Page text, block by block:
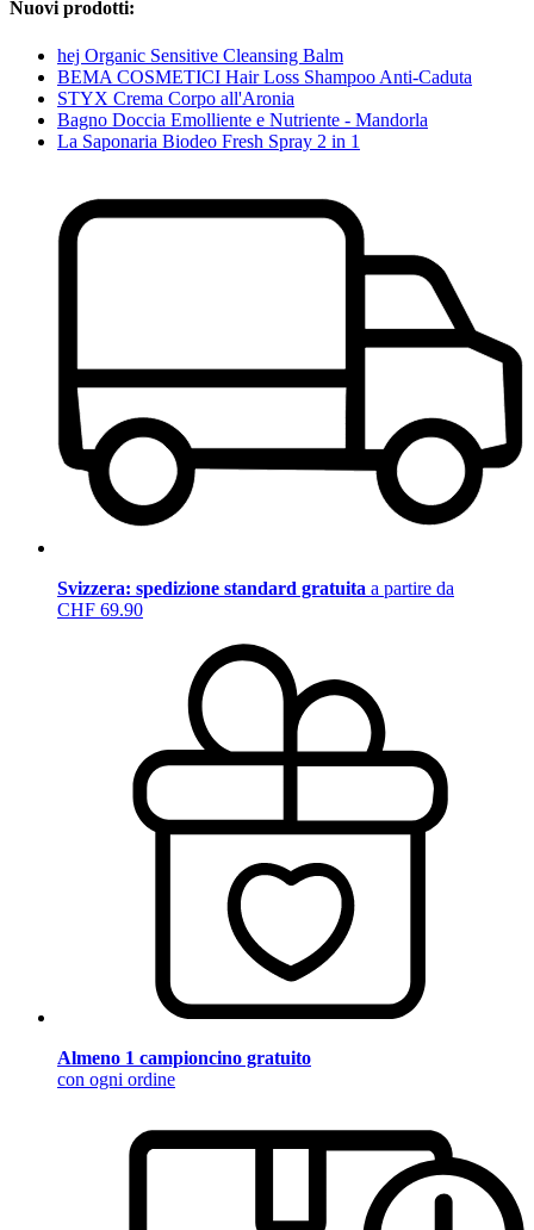
Nuovi prodotti:
hej Organic Sensitive Cleansing Balm
BEMA COSMETICI Hair Loss Shampoo Anti-Caduta
STYX Crema Corpo all'Aronia
Bagno Doccia Emolliente e Nutriente - Mandorla
La Saponaria Biodeo Fresh Spray 2 in 1
Svizzera: spedizione standard gratuita a partire da
CHF 69.90
Almeno 1 campioncino gratuito
con ogni ordine